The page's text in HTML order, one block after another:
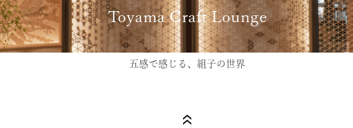
Toyama Craft Lounge
五感で感じる、組子の世界